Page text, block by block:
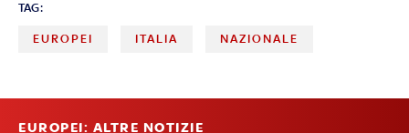
TAG:
EUROPEI ITALIA NAZIONALE
EUROPEI: ALTRE NOTIZIE